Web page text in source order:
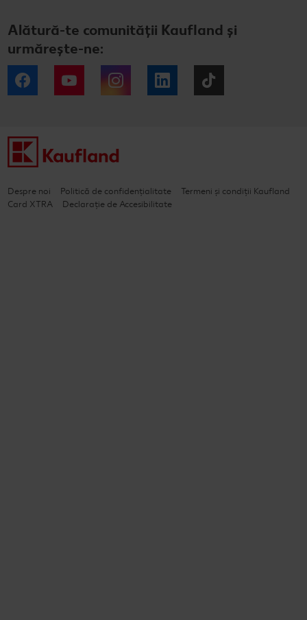
Alătură-te comunității Kaufland și
urmărește-ne:
Facebook YouTube Instagram LinkedIn
Despre noi Politică de confidențialitate
Termeni și condiții Kaufland
Card XTRA
Declarație de Accesibilitate